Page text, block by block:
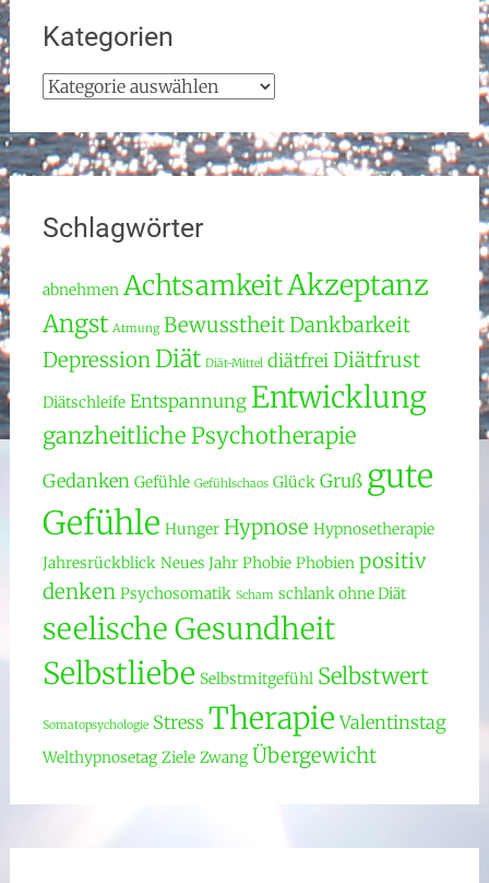
Kategorien
Kategorien
Schlagwörter
abnehmen AchtsamkeitAkzeptanz
Angst Atmung BewusstheitDankbarkeit
DepressionDiät Diät-Mittel diätfreiDiätfrust
Diätschleife Entspannung Entwicklung
ganzheitliche Psychotherapie
Gedanken Gefühle Gefühlschaos Glück Gruß gute
Gefühle Hunger Hypnose Hypnosetherapie
Jahresrückblick Neues Jahr Phobie Phobien positiv
denken Psychosomatik Scham schlank ohne Diät
seelische Gesundheit
Selbstliebe Selbstmitgefühl Selbstwert
Somatopsychologie Stress Therapie Valentinstag
Welthypnosetag Ziele Zwang Übergewicht